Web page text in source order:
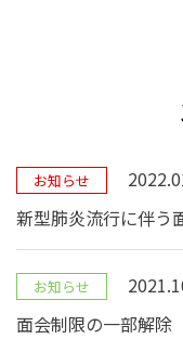
お知らせ
新型肺炎流行に伴う
お知らせ
面会制限の一部解除